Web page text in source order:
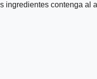
ingredientes contenga al